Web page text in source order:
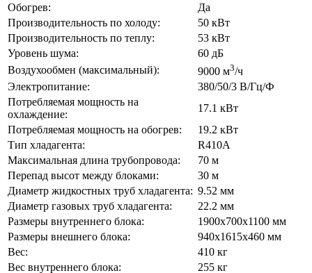
Обогрев:
Да
Производительность по холоду:
50 кВт
Производительность по теплу:
53 кВт
Уровень шума:
60 дБ
Воздухообмен (максимальный):
9000 м3/ч
Электропитание:
380/50/3 В/Гц/Ф
Потребляемая мощность на
охлаждение:
17.1 кВт
Потребляемая мощность на обогрев:
19.2 кВт
Тип хладагента:
R410A
Максимальная длина трубопровода:
70 м
Перепад высот между блоками:
30 м
Диаметр жидкостных труб хладагента: 9.52 мм
Диаметр газовых труб хладагента:
22.2 мм
Размеры внутреннего блока:
1900x700x1100 мм
Размеры внешнего блока:
940x1615x460 мм
Вес:
410 кг
Вес внутреннего блока:
255 кг